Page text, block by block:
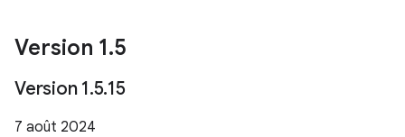
Version 1.5
Version 1.5.15
7 août 2024